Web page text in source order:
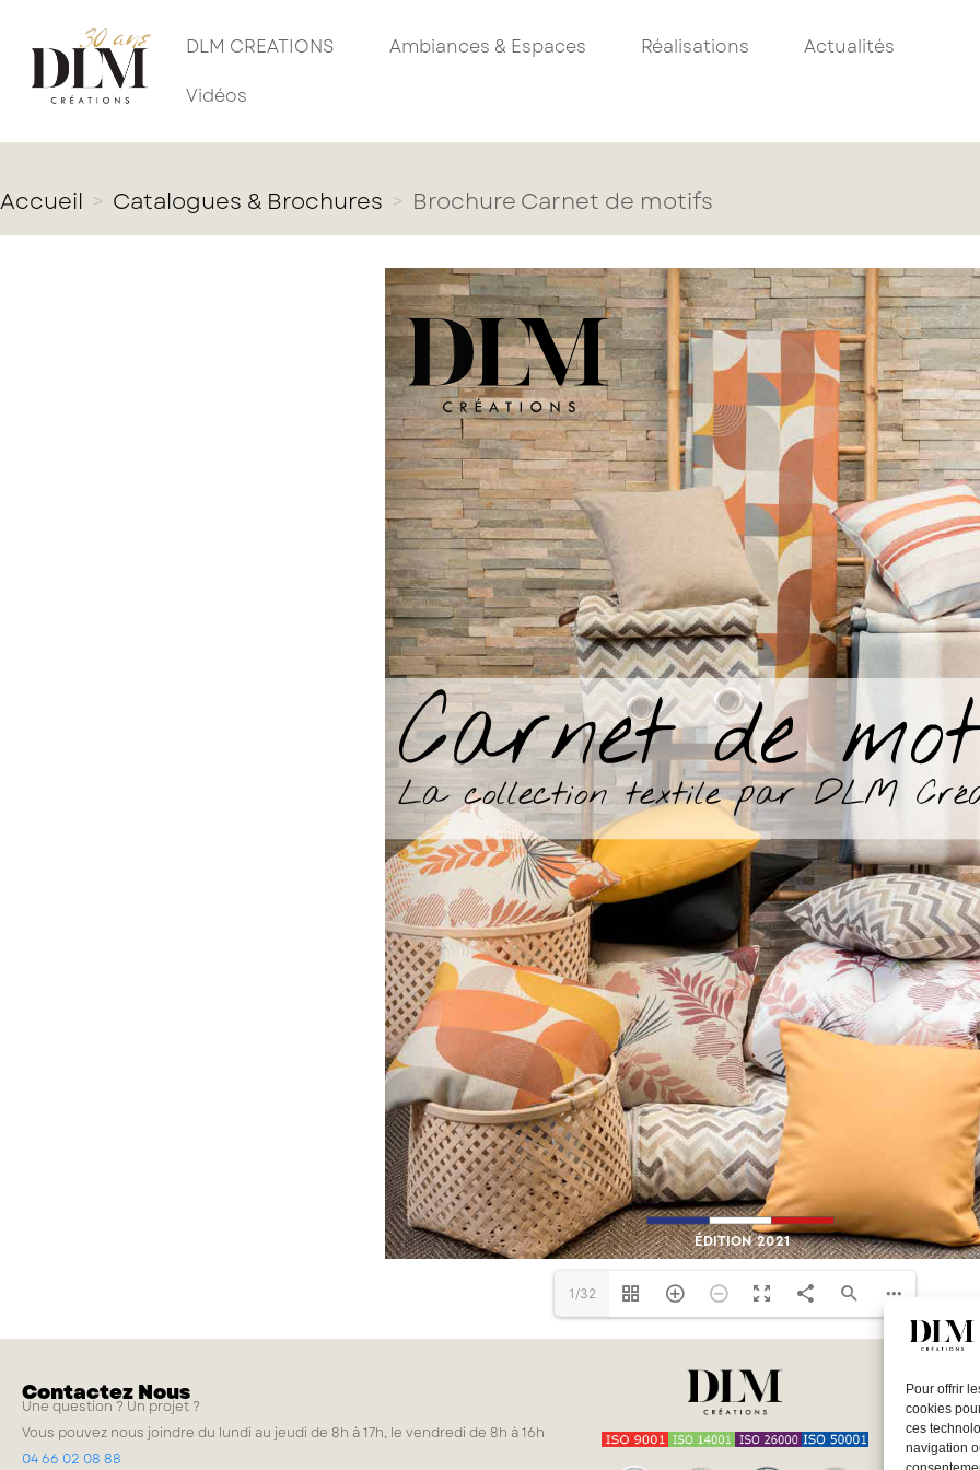
Pour offrir
cookies
ces
navigation
DLM CREATIONS Ambiances & Espaces Réalisations
Actualités
Vidéos
Accueil Catalogues & Brochures Brochure Carnet de motifs
1/32
Contactez Nous
Une question ? Un projet ?
Vous pouvez nous joindre du lundi au jeudi de 8h à 17h, le vendredi de 8h à 16h
04 66 02 08 88
Saissisez votre adresse Email pour vous inscrire :
Je confirme mon inscription à la newsletter
Les champs marqués d’un astérisque ( ) sont obligatoires.